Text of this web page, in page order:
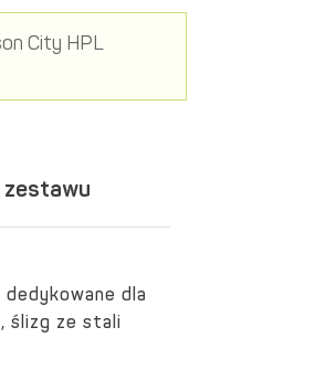
City HPL
zestawu
dla
ślizg ze stali